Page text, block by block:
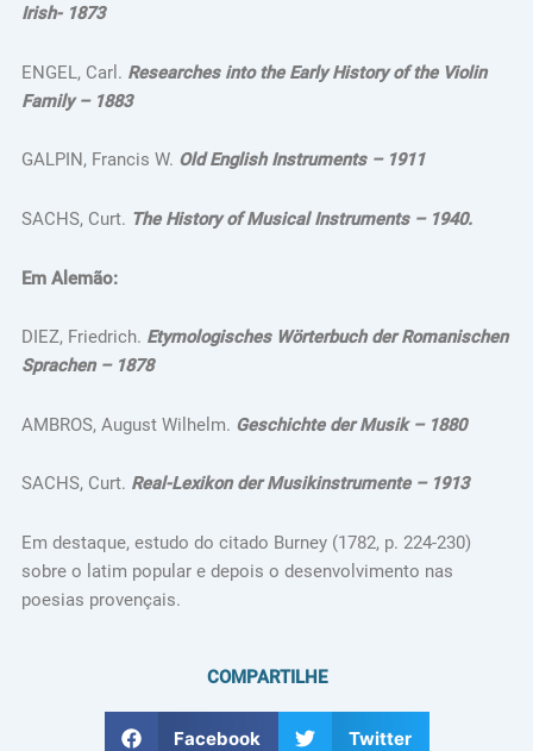
Irish- 1873
ENGEL, Carl. Researches into the Early History of the Violin
Family – 1883
GALPIN, Francis W. Old English Instruments – 1911
SACHS, Curt. The History of Musical Instruments – 1940.
Em Alemão:
DIEZ, Friedrich. Etymologisches Wörterbuch der Romanischen
Sprachen – 1878
AMBROS, August Wilhelm. Geschichte der Musik – 1880
SACHS, Curt. Real-Lexikon der Musikinstrumente – 1913
Em destaque, estudo do citado Burney (1782, p. 224-230)
sobre o latim popular e depois o desenvolvimento nas
poesias provençais.
COMPARTILHE
Facebook Twitter